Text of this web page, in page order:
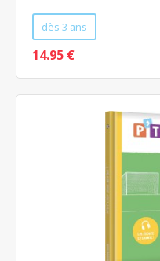
dès 3 ans
14.95 €